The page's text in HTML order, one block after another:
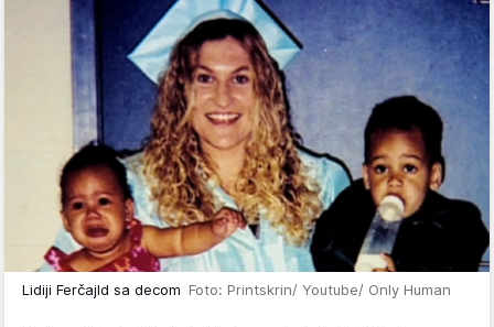
Lidiji Ferčajld sa decom Foto: Printskrin/ Youtube/ Only Human